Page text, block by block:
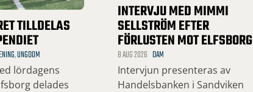
TILLDELAS
,UNGDOM
lördagens
delades
INTERVJU MED MIMMI
SELLSTRÖM EFTER
FÖRLUSTEN MOT ELFSBORG
8 AUG 2026 DAM
Intervjun presenteras av
Handelsbanken i Sandviken